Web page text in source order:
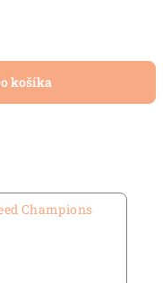
košíka
Champions